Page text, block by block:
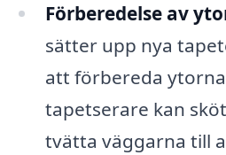
Förberedelse av
sätter upp nya
att förbereda
tapetserare kan
tvätta väggarna till